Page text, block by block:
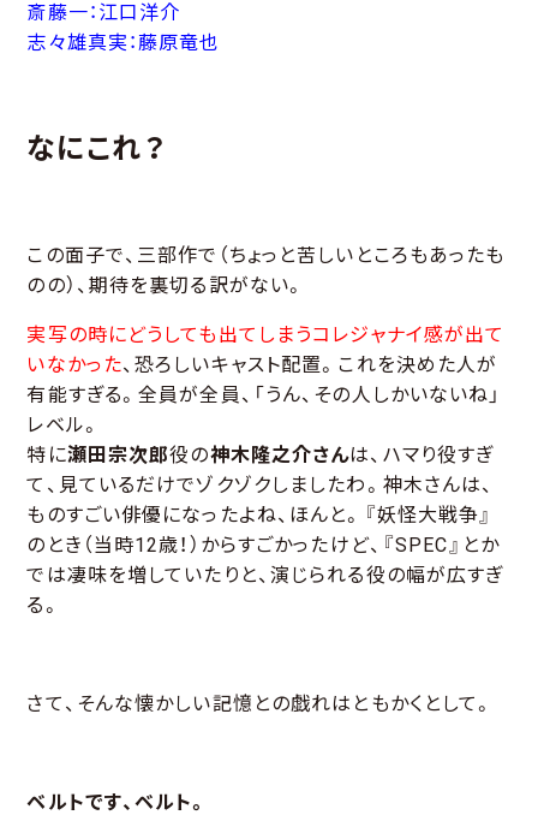
斎藤一：江口洋介
志々雄真実：藤原竜也
なにこれ？
この面子で、三部作で（ちょっと苦しいところもあったも
のの）、期待を裏切る訳がない。
実写の時にどうしても出てしまうコレジャナイ感が出て
いなかった、恐ろしいキャスト配置。これを決めた人が
有能すぎる。全員が全員、「うん、その人しかいないね」
レベル。
特に瀬田宗次郎役の神木隆之介さんは、ハマり役すぎ
て、見ているだけでゾクゾクしましたわ。神木さんは、
ものすごい俳優になったよね、ほんと。『妖怪大戦争』
のとき（当時12歳！）からすごかったけど、『SPEC』とか
では凄味を増していたりと、演じられる役の幅が広すぎ
る。
さて、そんな懐かしい記憶との戯れはともかくとして。
ベルトです、ベルト。